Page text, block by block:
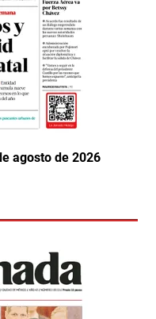
agosto de 2026